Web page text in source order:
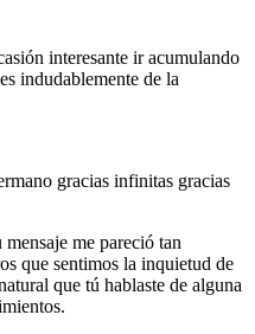
interesante ir acumulando
indudablemente de la
gracias infinitas gracias
me pareció tan
que sentimos la inquietud de
que tú hablaste de alguna